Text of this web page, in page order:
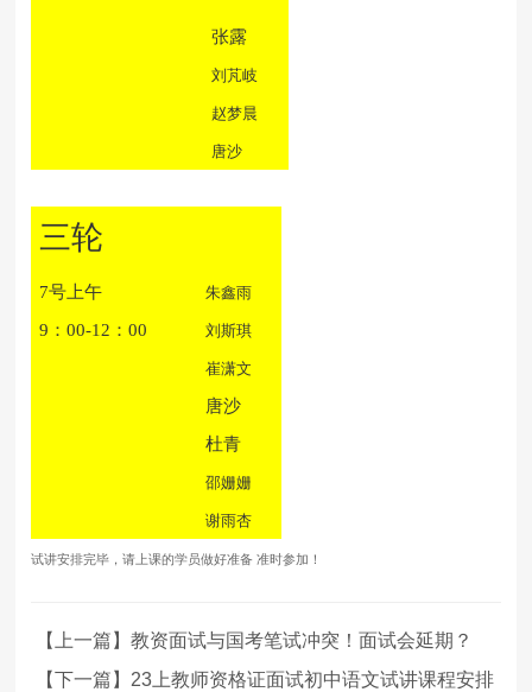
张露
刘芃岐
赵梦晨
唐沙
三轮
7号上午 朱鑫雨
9：00-12：00 刘斯琪
崔潇文
唐沙
杜青
邵姗姗
谢雨杏
试讲安排完毕，请上课的学员做好准备 准时参加！
【上一篇】教资面试与国考笔试冲突！面试会延期？
【下一篇】23上教师资格证面试初中语文试讲课程安排